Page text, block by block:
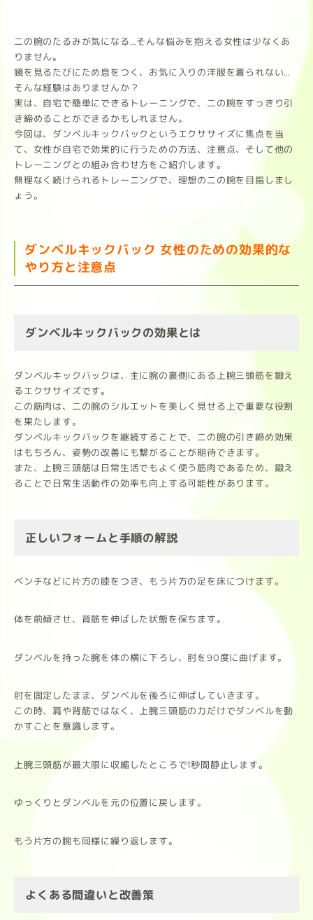
二の腕のたるみが気になる…そんな悩みを抱える女性は少なくあ
りません。
鏡を見るたびにため息をつく、お気に入りの洋服を着られない…
そんな経験はありませんか？
実は、自宅で簡単にできるトレーニングで、二の腕をすっきり引
き締めることができるかもしれません。
今回は、ダンベルキックバックというエクササイズに焦点を当
て、女性が自宅で効果的に行うための方法、注意点、そして他の
トレーニングとの組み合わせ方をご紹介します。
無理なく続けられるトレーニングで、理想の二の腕を目指しまし
ょう。
ダンベルキックバック 女性のための効果的な
やり方と注意点
ダンベルキックバックの効果とは
ダンベルキックバックは、主に腕の裏側にある上腕三頭筋を鍛え
るエクササイズです。
この筋肉は、二の腕のシルエットを美しく見せる上で重要な役割
を果たします。
ダンベルキックバックを継続することで、二の腕の引き締め効果
はもちろん、姿勢の改善にも繋がることが期待できます。
また、上腕三頭筋は日常生活でもよく使う筋肉であるため、鍛え
ることで日常生活動作の効率も向上する可能性があります。
正しいフォームと手順の解説
ベンチなどに片方の膝をつき、もう片方の足を床につけます。
体を前傾させ、背筋を伸ばした状態を保ちます。
ダンベルを持った腕を体の横に下ろし、肘を90度に曲げます。
肘を固定したまま、ダンベルを後ろに伸ばしていきます。
この時、肩や背筋ではなく、上腕三頭筋の力だけでダンベルを動
かすことを意識します。
上腕三頭筋が最大限に収縮したところで1秒間静止します。
ゆっくりとダンベルを元の位置に戻します。
もう片方の腕も同様に繰り返します。
よくある間違いと改善策